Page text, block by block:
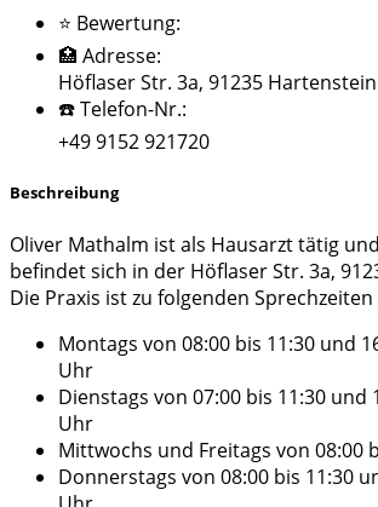
⭐ Bewertung:
🏥 Adresse:
Höflaser Str. 3a, 91235 Hartenstein
☎️ Telefon-Nr.:
+49 9152 921720
Beschreibung
Oliver Mathalm ist als Hausarzt tätig
befindet sich in der Höflaser Str. 3a,
Die Praxis ist zu folgenden
Montags von 08:00 bis 11:30 und
Uhr
Dienstags von 07:00 bis 11:30 und
Uhr
Mittwochs und Freitags von 08:00
Donnerstags von 08:00 bis 11:30